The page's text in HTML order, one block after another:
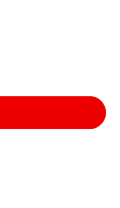
Sie die
Sie die